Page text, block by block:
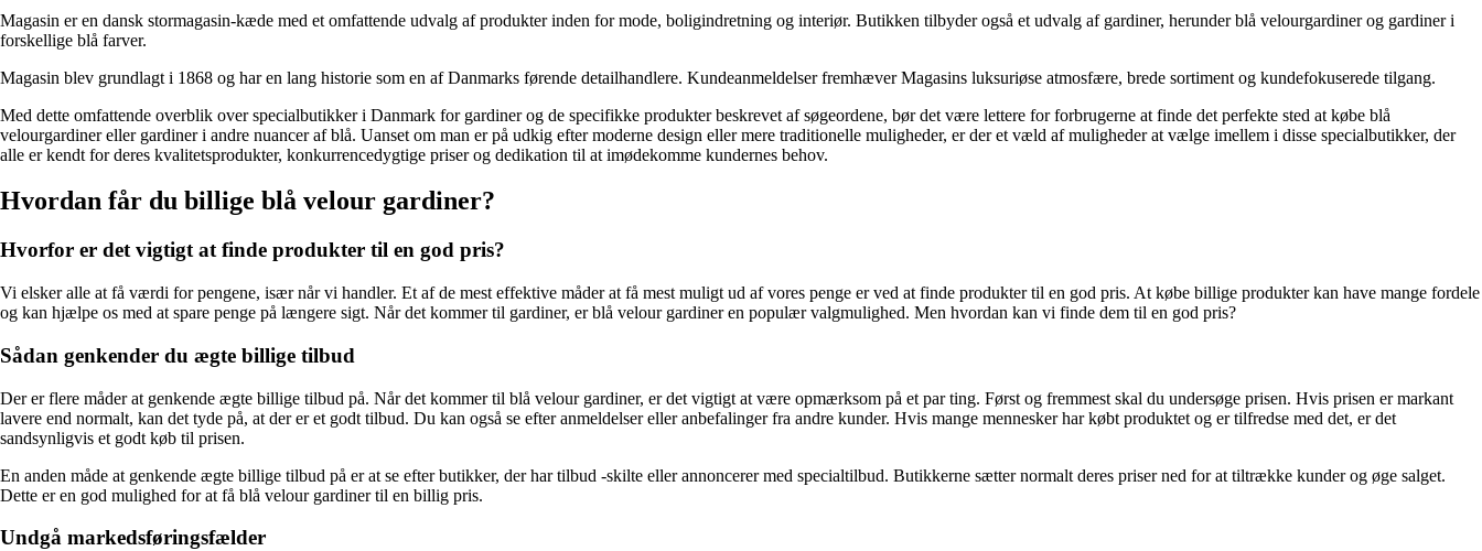
Magasin er en dansk stormagasin-kæde med et omfattende udvalg af produkter inden for mode, boligindretning og interiør. Butikken tilbyder også et udvalg af gardiner, herunder blå velourgardiner og gardiner i
forskellige blå farver.
Magasin blev grundlagt i 1868 og har en lang historie som en af Danmarks førende detailhandlere. Kundeanmeldelser fremhæver Magasins luksuriøse atmosfære, brede sortiment og kundefokuserede tilgang.
Med dette omfattende overblik over specialbutikker i Danmark for gardiner og de specifikke produkter beskrevet af søgeordene, bør det være lettere for forbrugerne at finde det perfekte sted at købe blå
velourgardiner eller gardiner i andre nuancer af blå. Uanset om man er på udkig efter moderne design eller mere traditionelle muligheder, er der et væld af muligheder at vælge imellem i disse specialbutikker, der
alle er kendt for deres kvalitetsprodukter, konkurrencedygtige priser og dedikation til at imødekomme kundernes behov.
Hvordan får du billige blå velour gardiner?
Hvorfor er det vigtigt at finde produkter til en god pris?
Vi elsker alle at få værdi for pengene, især når vi handler. Et af de mest effektive måder at få mest muligt ud af vores penge er ved at finde produkter til en god pris. At købe billige produkter kan have mange fordele
og kan hjælpe os med at spare penge på længere sigt. Når det kommer til gardiner, er blå velour gardiner en populær valgmulighed. Men hvordan kan vi finde dem til en god pris?
Sådan genkender du ægte billige tilbud
Der er flere måder at genkende ægte billige tilbud på. Når det kommer til blå velour gardiner, er det vigtigt at være opmærksom på et par ting. Først og fremmest skal du undersøge prisen. Hvis prisen er markant
lavere end normalt, kan det tyde på, at der er et godt tilbud. Du kan også se efter anmeldelser eller anbefalinger fra andre kunder. Hvis mange mennesker har købt produktet og er tilfredse med det, er det
sandsynligvis et godt køb til prisen.
En anden måde at genkende ægte billige tilbud på er at se efter butikker, der har tilbud -skilte eller annoncerer med specialtilbud. Butikkerne sætter normalt deres priser ned for at tiltrække kunder og øge salget.
Dette er en god mulighed for at få blå velour gardiner til en billig pris.
Undgå markedsføringsfælder